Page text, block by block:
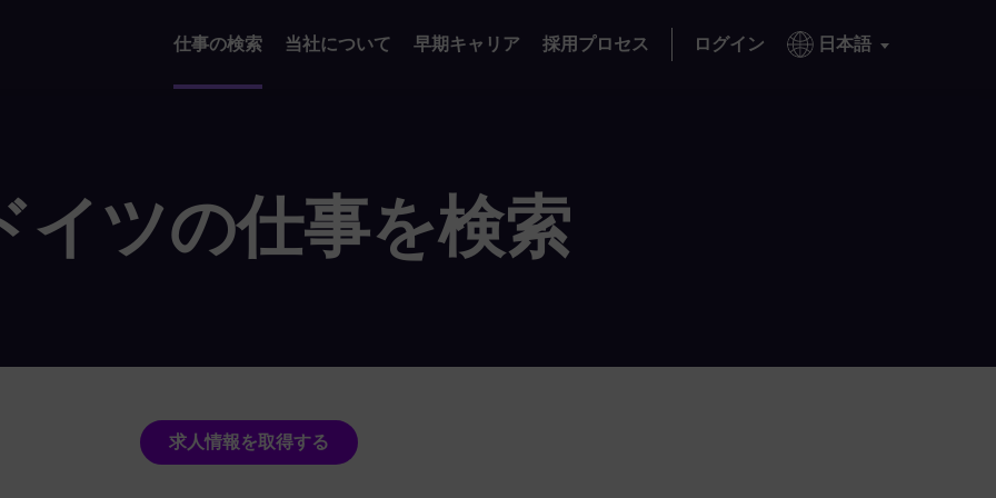
仕事の検索 当社について 早期キャリア 採用プロセス ログイン 日本語
イツの仕事を検索
求人情報を取得する